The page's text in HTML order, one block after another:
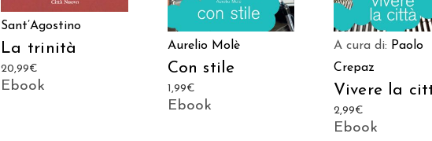
Sant’Agostino
La trinità
20,99€
Ebook
Aurelio Molè
Con stile
1,99€
Ebook
A cura di: Paolo
Crepaz
Vivere la
2,99€
Ebook